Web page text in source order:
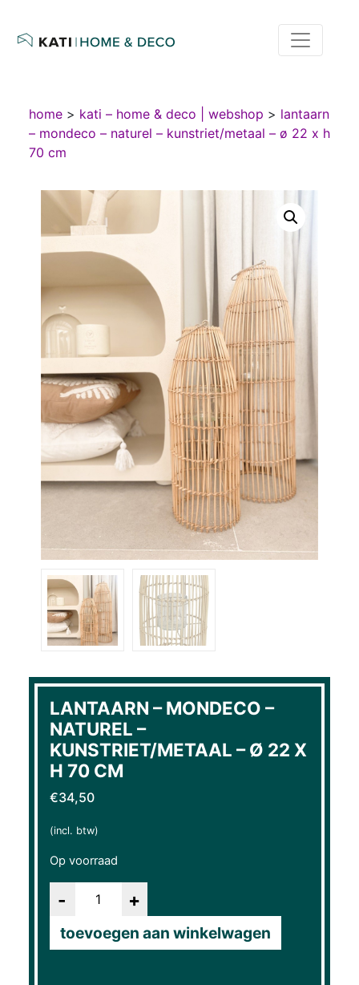
home > kati – home & deco | webshop > lantaarn
– mondeco – naturel – kunstriet/metaal – ø 22 x h
70 cm
LANTAARN – MONDECO –
NATUREL –
KUNSTRIET/METAAL – Ø 22 X
H 70 CM
€34,50
(incl. btw)
Op voorraad
toevoegen aan winkelwagen